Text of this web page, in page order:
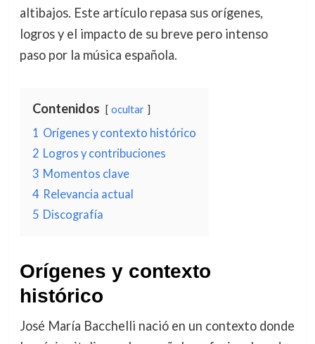
altibajos. Este artículo repasa sus orígenes,
logros y el impacto de su breve pero intenso
paso por la música española.
Contenidos ocultar
1 Orígenes y contexto histórico
2 Logros y contribuciones
3 Momentos clave
4 Relevancia actual
5 Discografía
Orígenes y contexto
histórico
José María Bacchelli nació en un contexto donde